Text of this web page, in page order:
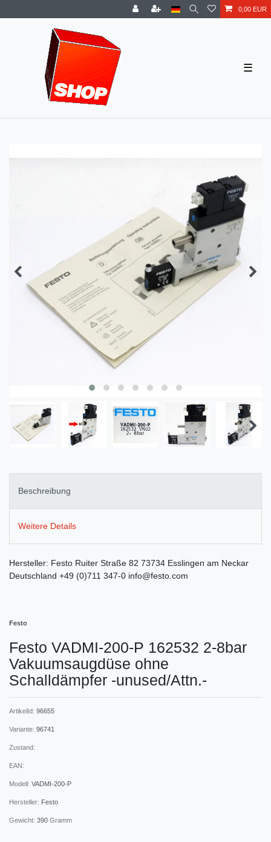
0,00 EUR
☰
Beschreibung
Weitere Details
Hersteller: Festo Ruiter Straße 82 73734 Esslingen am Neckar
Deutschland +49 (0)711 347-0 info@festo.com
Festo
Festo VADMI-200-P 162532 2-8bar
Vakuumsaugdüse ohne
Schalldämpfer -unused/Attn.-
ArtikelId: 96655
Variante: 96741
Zustand:
EAN:
Modell: VADMI-200-P
Hersteller: Festo
Gewicht: 390 Gramm